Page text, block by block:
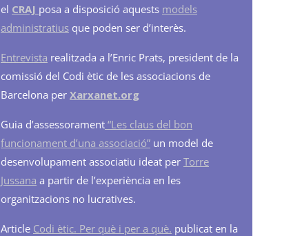
el CRAJ posa a disposició aquests models
administratius que poden ser d’interès.
Entrevista realitzada a l’Enric Prats, president de la
comissió del Codi ètic de les associacions de
Barcelona per Xarxanet.org
Guia d’assessorament “Les claus del bon
funcionament d’una associació” un model de
desenvolupament associatiu ideat per Torre
Jussana a partir de l’experiència en les
organitzacions no lucratives.
Article Codi ètic. Per què i per a què. publicat en la